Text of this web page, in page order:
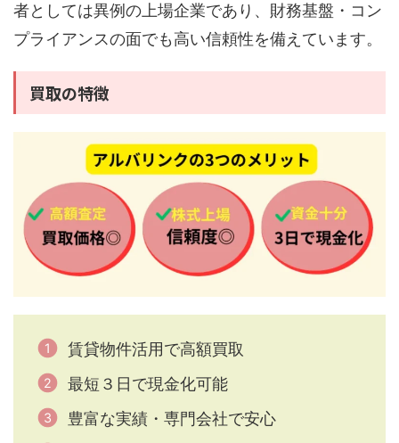
者としては異例の上場企業であり、財務基盤・コン
プライアンスの面でも高い信頼性を備えています。
買取の特徴
賃貸物件活用で高額買取
最短３日で現金化可能
豊富な実績・専門会社で安心